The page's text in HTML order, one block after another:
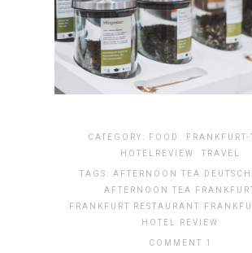
CATEGORY: FOOD
FRANKFURT-
HOTELREVIEW
TRAVEL
TAGS: AFTERNOON TEA
AFTERNOON TEA
FRANKFURT RESTAURANT
HOTEL REVIEW
COMMENT 1